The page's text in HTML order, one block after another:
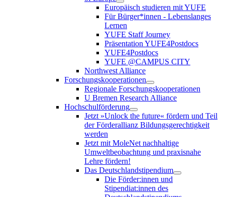
Europäisch studieren mit YUFE
Für Bürger*innen - Lebenslanges
Lernen
YUFE Staff Journey
Präsentation YUFE4Postdocs
YUFE4Postdocs
YUFE @CAMPUS CITY
Northwest Alliance
Forschungskooperationen
Regionale Forschungskooperationen
U Bremen Research Alliance
Hochschulförderung
Jetzt »Unlock the future« fördern und Teil
der Förderallianz Bildungsgerechtigkeit
werden
Jetzt mit MoleNet nachhaltige
Umweltbeobachtung und praxisnahe
Lehre fördern!
Das Deutschlandstipendium
Die Förder:innen und
Stipendiat:innen des